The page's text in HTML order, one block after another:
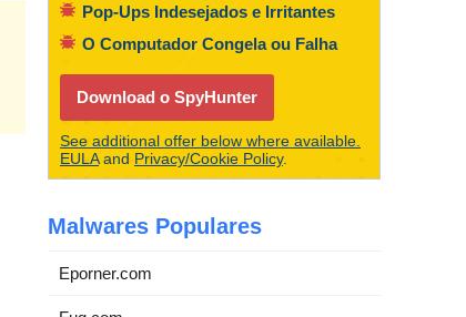
Pop-Ups Indesejados e Irritantes
O Computador Congela ou Falha
Download o SpyHunter
See additional offer below where available.
EULAand Privacy/Cookie Policy.
Malwares Populares
Eporner.com